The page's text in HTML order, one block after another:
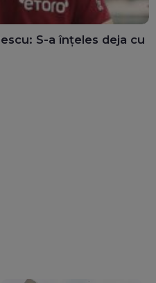
S-a înțeles deja cu